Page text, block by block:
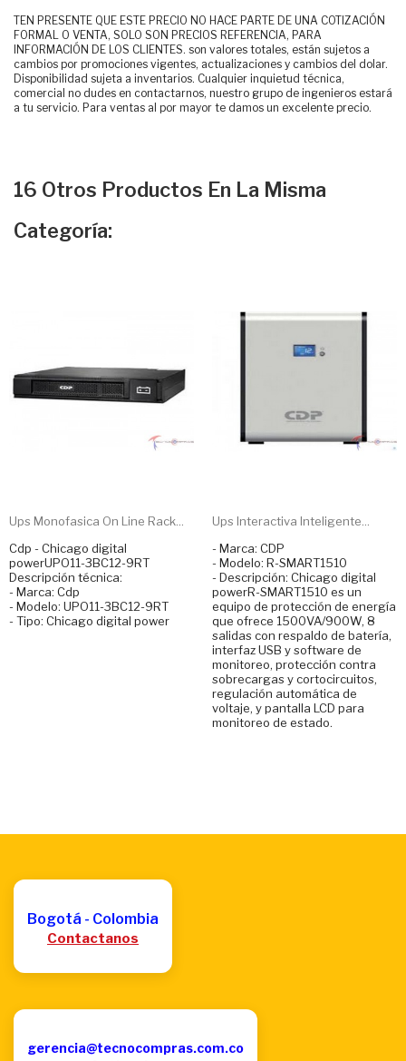
TEN PRESENTE QUE ESTE PRECIO NO HACE PARTE DE UNA COTIZACIÓN
FORMAL O VENTA, SOLO SON PRECIOS REFERENCIA, PARA
INFORMACIÓN DE LOS CLIENTES. son valores totales, están sujetos a
cambios por promociones vigentes, actualizaciones y cambios del dolar.
Disponibilidad sujeta a inventarios. Cualquier inquietud técnica,
comercial no dudes en contactarnos, nuestro grupo de ingenieros estará
a tu servicio. Para ventas al por mayor te damos un excelente precio.
16 Otros Productos En La Misma
Categoría:
Ups Monofasica On Line Rack...
Cdp - Chicago digital
powerUPO11-3BC12-9RT
Descripción técnica:
- Marca: Cdp
- Modelo: UPO11-3BC12-9RT
- Tipo: Chicago digital power
Ups Interactiva Inteligente...
- Marca: CDP
- Modelo: R-SMART1510
- Descripción: Chicago digital
powerR-SMART1510 es un
equipo de protección de energía
que ofrece 1500VA/900W, 8
salidas con respaldo de batería,
interfaz USB y software de
monitoreo, protección contra
sobrecargas y cortocircuitos,
regulación automática de
voltaje, y pantalla LCD para
monitoreo de estado.
Bogotá - Colombia
Contactanos
gerencia@tecnocompras.com.co